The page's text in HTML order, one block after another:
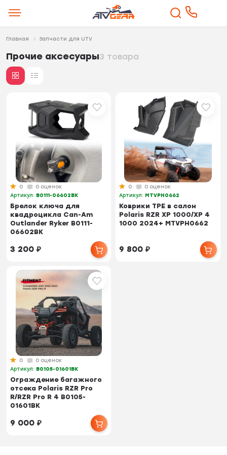
Главная Запчасти для UTV
Прочие аксесуары3 товара
0
0 оценок
Артикул: B0111-06602BK
Брелок ключа для
квадроцикла Can-Am
Outlander Ryker B0111-
06602BK
3 200₽
0
0 оценок
Артикул: MTVPH0662
Коврики TPE в салон
Polaris RZR XP 1000/XP 4
1000 2024+ MTVPH0662
9 800₽
0
0 оценок
Артикул: ‎B0105-01601BK
Ограждение багажного
отсека Polaris RZR Pro
R/RZR Pro R 4 ‎B0105-
01601BK
9 000₽